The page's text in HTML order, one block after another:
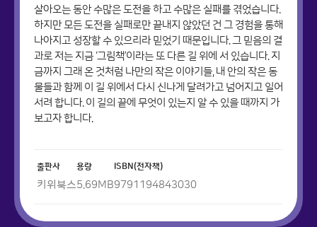
살아오는 동안 수많은 도전을 하고 수많은 실패를 겪었습니다.
하지만 모든 도전을 실패로만 끝내지 않았던 건 그 경험을 통해
나아지고 성장할 수 있으리라 믿었기 때문입니다. 그 믿음의 결
과로 저는 지금 ‘그림책’이라는 또 다른 길 위에 서 있습니다. 지
금까지 그래 온 것처럼 나만의 작은 이야기들, 내 안의 작은 동
물들과 함께 이 길 위에서 다시 신나게 달려가고 넘어지고 일어
서려 합니다. 이 길의 끝에 무엇이 있는지 알 수 있을 때까지 가
보고자 합니다.
출판사
키위북스
용량
5.69MB
ISBN(전자책)
9791194843030